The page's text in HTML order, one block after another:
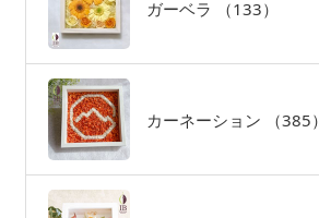
ガーベラ （133）
カーネーション （385）